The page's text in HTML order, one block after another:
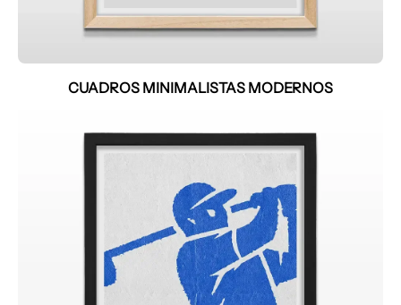
CUADROS MINIMALISTAS MODERNOS